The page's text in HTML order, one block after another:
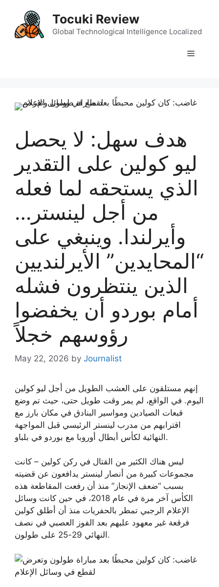
content
Tocuki Review
Global Technological Intelligence Localized
Menu
هدف سهل: لا يحصل
ليو كولين على التقدير
الذي يستحقه لما فعله
من أجل لينستر…
وأيرلندا. وينبغي على
“المحايدين” الأيرلنديين
الذين ينتظرون فشله
أمام بوردو أن يخفضوا
رؤوسهم خجلاً
May 22, 2026 by Journalist
إنهم مستلقون على العشب الطويل من أجل ليو كولين
اليوم. في الواقع، لم يمر وقت طويل حتى، حيث تم وضع
قبعات الصيادين ومواسير البنادق في مكان بارز مع
اقترابهم من مدرب لينستر الرئيسي قبل المواجهة
النهائية لكأس أبطال أوروبا مع بوردو في بلباو.
ليس هناك الكثير من القتال في ركن كولين – كانت
مجموعات كبيرة من أنصار لينستر يدافعون عن قضيته
بسبب “ضعف الإنجاز” منذ أن رفعت المقاطعة هذه
الكأس آخر مرة في عام 2018، في حين كانت وسائل
الإعلام الرجبي تمطر بالحفريات منذ أن أطلق كولين
فرقعة غير معهود عليهم بعد الفوز العصبي في نصف
النهائي 29-25 على طولون.